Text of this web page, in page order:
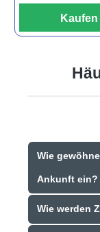
Kaufen
Wie
Ankunft ein?
Wie werden